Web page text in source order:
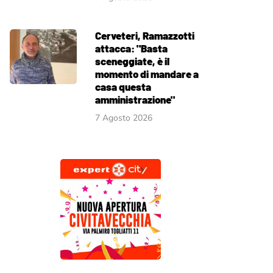
Cerveteri, Ramazzotti
attacca: "Basta
sceneggiate, è il
momento di mandare a
casa questa
amministrazione"
7 Agosto 2026